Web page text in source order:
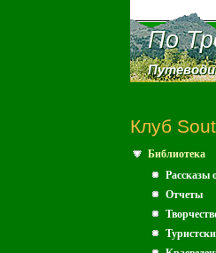
По
По
Клуб
Библиотека
Рассказы
Отчеты